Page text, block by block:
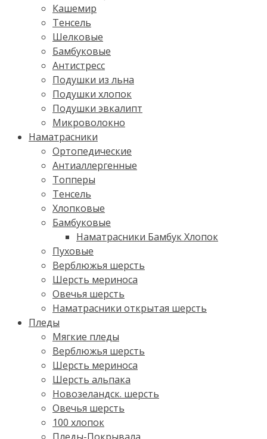
Кашемир
Тенсель
Шелковые
Бамбуковые
Антистресс
Подушки из льна
Подушки хлопок
Подушки эвкалипт
Микроволокно
Наматрасники
Ортопедические
Антиаллергенные
Топперы
Тенсель
Хлопковые
Бамбуковые
Наматрасники Бамбук Хлопок
Пуховые
Верблюжья шерсть
Шерсть мериноса
Овечья шерсть
Наматрасники открытая шерсть
Пледы
Мягкие пледы
Верблюжья шерсть
Шерсть мериноса
Шерсть альпака
Новозеландск. шерсть
Овечья шерсть
100 хлопок